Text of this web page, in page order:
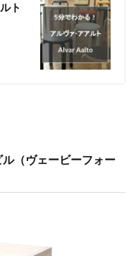
ト
（ヴェービーフォー